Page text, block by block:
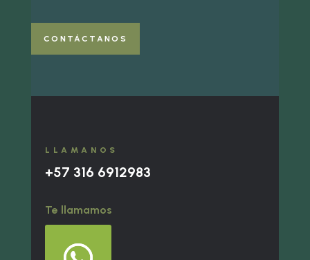
CONTÁCTANOS
LLAMANOS
+57 316 6912983
Te llamamos